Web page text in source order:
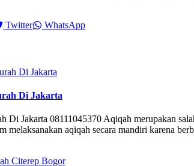
Twitter WhatsApp
Di Jakarta
Di Jakarta 08111045370 Aqiqah merupakan
melaksanakan aqiqah secara mandiri karena